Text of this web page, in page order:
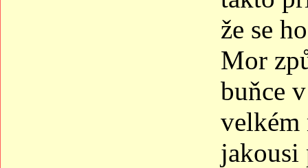
že se
Mor
buňce
velkém
jakousi